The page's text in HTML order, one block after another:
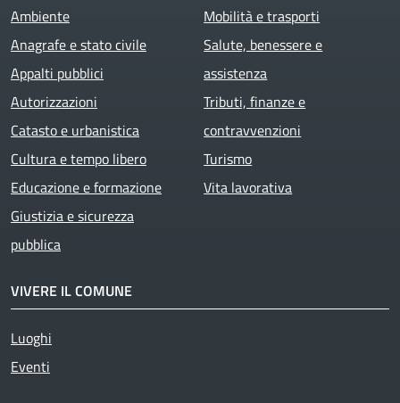
Ambiente
Anagrafe e stato civile
Appalti pubblici
Autorizzazioni
Catasto e urbanistica
Cultura e tempo libero
Educazione e formazione
Giustizia e sicurezza
pubblica
Mobilità e trasporti
Salute, benessere e
assistenza
Tributi, finanze e
contravvenzioni
Turismo
Vita lavorativa
VIVERE IL COMUNE
Luoghi
Eventi